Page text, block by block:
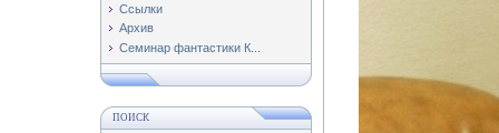
Ссылки
Архив
Семинар фантастики К...
ПОИСК